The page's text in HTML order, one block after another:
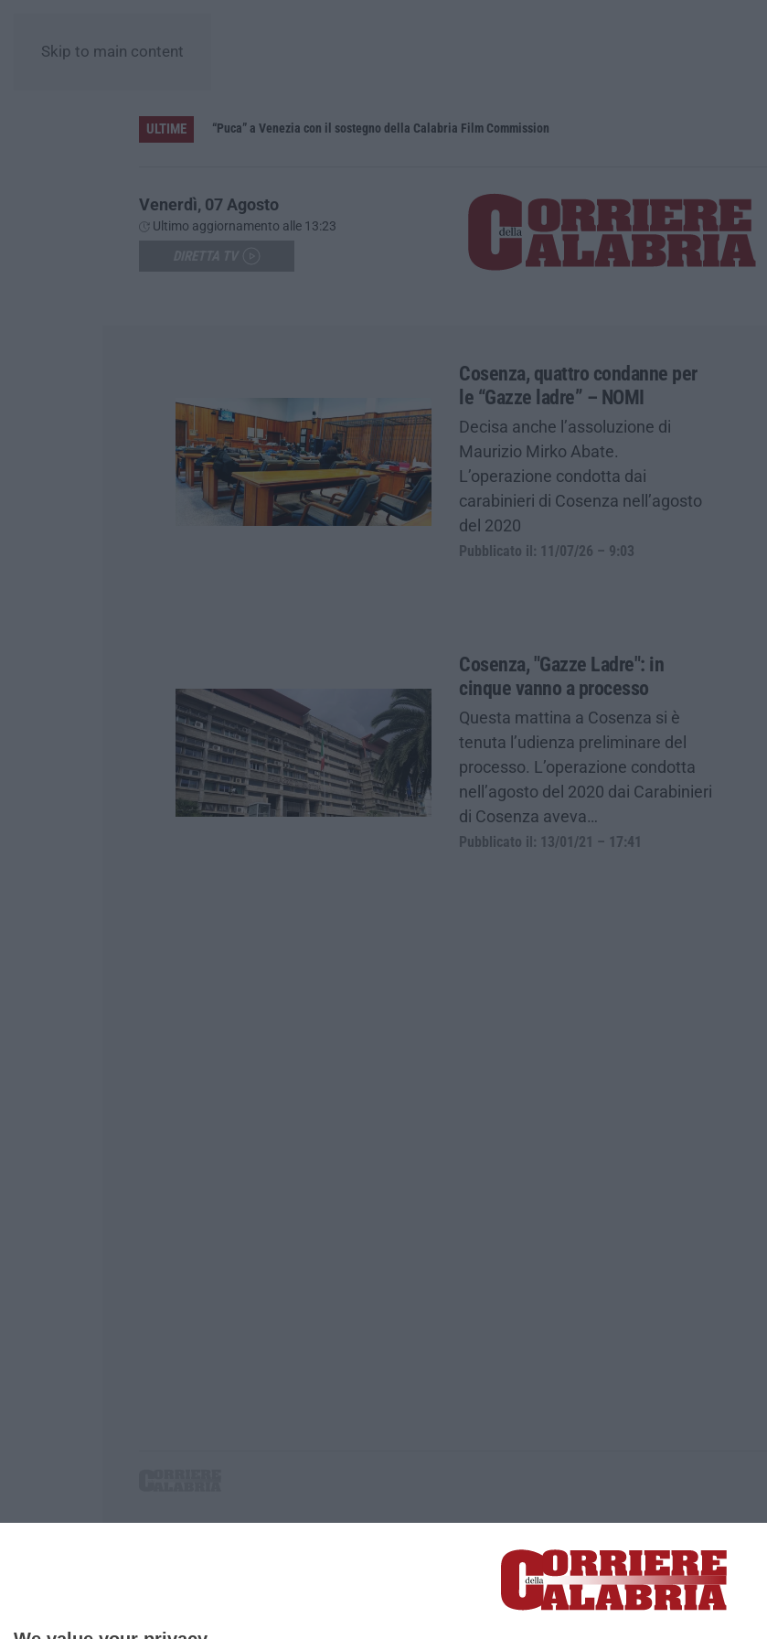
Skip to main content
ULTIME “Puca” a Venezia con il sostegno della Calabria Film Commission
Venerdì, 07 Agosto
Ultimo aggiornamento alle 13:23
Cosenza, quattro condanne per
le “Gazze ladre” – NOMI
Decisa anche l’assoluzione di
Maurizio Mirko Abate.
L’operazione condotta dai
carabinieri di Cosenza nell’agosto
del 2020
Pubblicato il: 11/07/26 – 9:03
Cosenza, "Gazze Ladre": in
cinque vanno a processo
Questa mattina a Cosenza si è
tenuta l’udienza preliminare del
processo. L’operazione condotta
nell’agosto del 2020 dai Carabinieri
di Cosenza aveva…
Pubblicato il: 13/01/21 – 17:41
P.IVA. 03199620794, Via del mare 6/G, S.Eufemia, Lamezia Terme (CZ)
Iscrizione tribunale di Lamezia Terme 5/2011 - Direttore responsabile Paola Militano |Privacy